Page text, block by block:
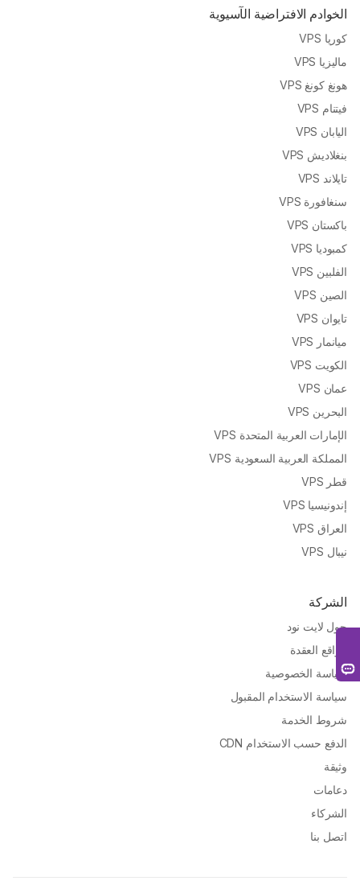
الخوادم الافتراضية الآسيوية
كوريا VPS
ماليزيا VPS
هونغ كونغ VPS
فيتنام VPS
اليابان VPS
بنغلاديش VPS
تايلاند VPS
سنغافورة VPS
باكستان VPS
كمبوديا VPS
الفلبين VPS
الصين VPS
تايوان VPS
ميانمار VPS
الكويت VPS
عمان VPS
البحرين VPS
الإمارات العربية المتحدة VPS
المملكة العربية السعودية VPS
قطر VPS
إندونيسيا VPS
العراق VPS
نيبال VPS
الشركة
حول لايت نود
مواقع العقدة
سياسة الخصوصية
سياسة الاستخدام المقبول
شروط الخدمة
الدفع حسب الاستخدام CDN
وثيقة
دعامات
الشركاء
اتصل بنا